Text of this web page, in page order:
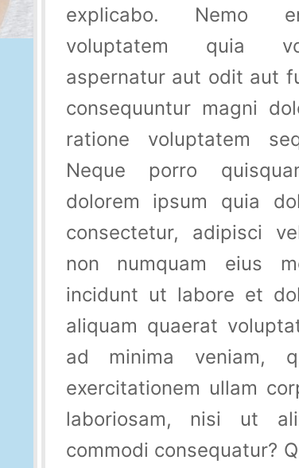
explicabo. Nemo
voluptatem quia
aspernatur aut odit aut
consequuntur magni
ratione voluptatem
Neque porro
dolorem ipsum quia
consectetur, adipisci
non numquam eius
incidunt ut labore et
aliquam quaerat
ad minima veniam,
exercitationem ullam
laboriosam, nisi ut
commodi consequatur?